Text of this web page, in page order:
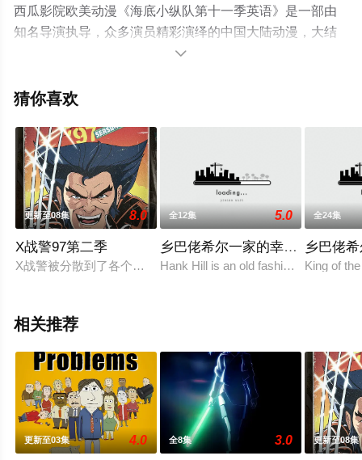
西瓜影院欧美动漫《海底小纵队第十一季英语》是一部由
知名导演执导，众多演员精彩演绎的中国大陆动漫，大结
局剧情已揭晓（全26集），手机免费观看高清未删减完整
漫、电视猫或剧情网等平台了解。

猜你喜欢
更新至08集 8.0
X战警97第二季
X战警被分散到了各个时间线，从过去，到未来，而他们将在
全12集 5.0
乡巴佬希尔一家的幸福生活第一
Hank Hill is an old fashioned,
全24集
乡巴佬
King of
相关推荐
更新至03集 4.0 全8集 3.0 更新至08集